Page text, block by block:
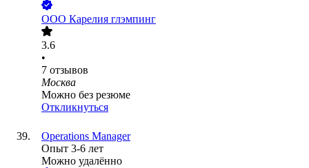
ООО Карелия глэмпинг
3.6
•
7 отзывов
Москва
Можно без резюме
Откликнуться
Operations Manager
Опыт 3-6 лет
Можно удалённо